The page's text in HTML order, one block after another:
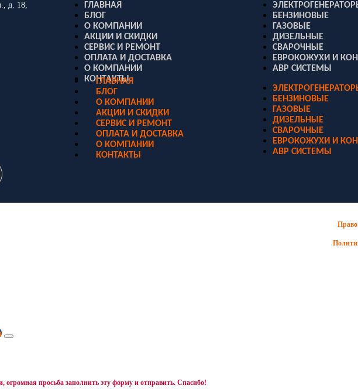
д. 18,
ГЛАВНАЯ
БЛОГ
О КОМПАНИИ
АКЦИИ И СКИДКИ
СЕРВИС И РЕМОНТ
ОПЛАТА И ДОСТАВКА
О КОМПАНИИ
КОНТАКТЫ
ГЛАВНАЯ
БЛОГ
О КОМПАНИИ
АКЦИИ И СКИДКИ
СЕРВИС И РЕМОНТ
ОПЛАТА И ДОСТАВКА
О КОМПАНИИ
КОНТАКТЫ
БЕНЗИНОВЫЕ
ГАЗОВЫЕ
ДИЗЕЛЬНЫЕ
СВАРОЧНЫЕ
ЕВРОКОЖУХИ И
АВР СИСТЕМЫ
БЕНЗИНОВЫЕ
ГАЗОВЫЕ
ДИЗЕЛЬНЫЕ
СВАРОЧНЫЕ
ЕВРОКОЖУХИ И
АВР СИСТЕМЫ
огромная просьба заполнить эту форму и отправить. Спасибо!